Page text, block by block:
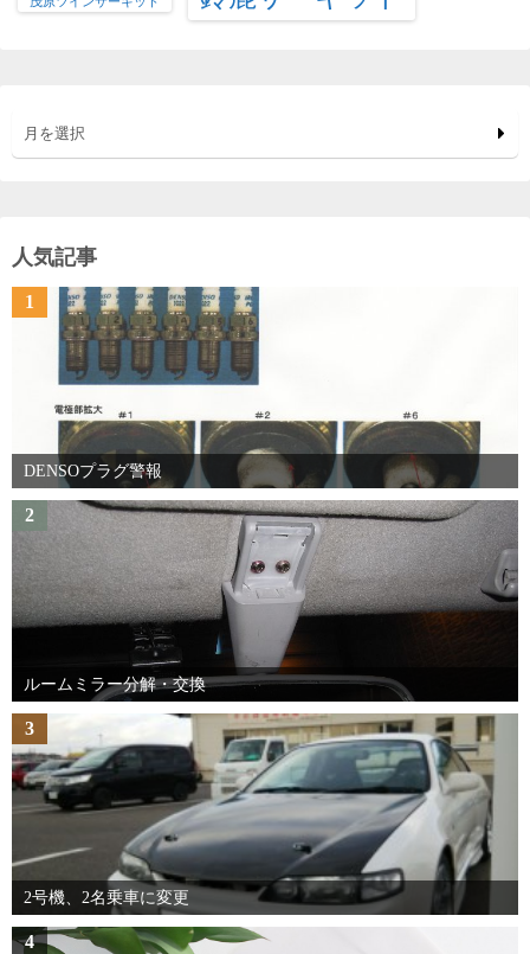
月を選択
人気記事
1
DENSOプラグ警報
2
ルームミラー分解・交換
3
2号機、2名乗車に変更
4